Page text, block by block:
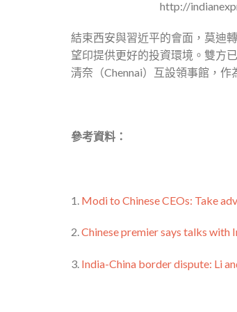
http://
結束西安與習近平的會面，莫迪
望印提供更好的投資環境。雙方
清奈（Chennai）互設領事館，
參考資料：
1. Modi to Chinese CEOs: Take
2.Chinese premier says talks with
3. India-China border dispute: Li